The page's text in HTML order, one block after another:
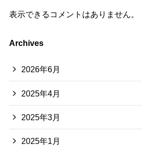
表示できるコメントはありません。
Archives
2026年6月
2025年4月
2025年3月
2025年1月